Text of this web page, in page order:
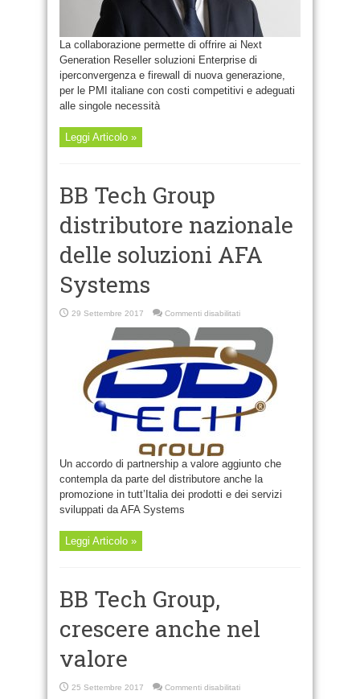
La collaborazione permette di offrire ai Next
Generation Reseller soluzioni Enterprise di
iperconvergenza e firewall di nuova generazione,
per le PMI italiane con costi competitivi e adeguati
alle singole necessità
Leggi Articolo »
BB Tech Group
distributore nazionale
delle soluzioni AFA
Systems
29 Settembre 2017 Commenti disabilitatisu
Tech
Group
distributore
nazionale
delle
soluzioni
AFA
Systems
Un accordo di partnership a valore aggiunto che
contempla da parte del distributore anche la
promozione in tutt’Italia dei prodotti e dei servizi
sviluppati da AFA Systems
Leggi Articolo »
BB Tech Group,
crescere anche nel
valore
25 Settembre 2017 Commenti disabilitatisu